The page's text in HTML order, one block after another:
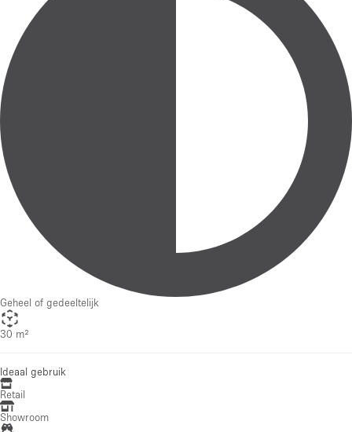
Geheel of gedeeltelijk
30 m²
Ideaal gebruik
Retail
Showroom